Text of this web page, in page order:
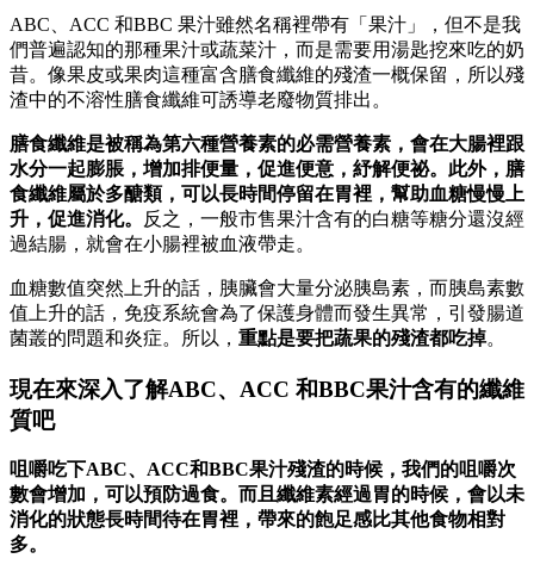
ABC、ACC 和BBC 果汁雖然名稱裡帶有「果汁」，但不是我
們普遍認知的那種果汁或蔬菜汁，而是需要用湯匙挖來吃的奶
昔。像果皮或果肉這種富含膳食纖維的殘渣一概保留，所以殘
渣中的不溶性膳食纖維可誘導老廢物質排出。
膳食纖維是被稱為第六種營養素的必需營養素，會在大腸裡跟
水分一起膨脹，增加排便量，促進便意，紓解便祕。此外，膳
食纖維屬於多醣類，可以長時間停留在胃裡，幫助血糖慢慢上
升，促進消化。
反之，一般市售果汁含有的白糖等糖分還沒經
過結腸，就會在小腸裡被血液帶走。
血糖數值突然上升的話，胰臟會大量分泌胰島素，而胰島素數
值上升的話，免疫系統會為了保護身體而發生異常，引發腸道
菌叢的問題和炎症。所以， 重點是要把蔬果的殘渣都吃掉。
現在來深入了解ABC、ACC 和BBC果汁含有的纖維
質吧
咀嚼吃下ABC、ACC和BBC果汁殘渣的時候，我們的咀嚼次
數會增加，可以預防過食。而且纖維素經過胃的時候，會以未
消化的狀態長時間待在胃裡，帶來的飽足感比其他食物相對
多。